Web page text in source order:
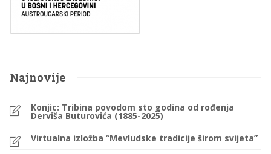
Najnovije
Konjic: Tribina povodom sto godina od rođenja
Derviša Buturovića (1885-2025)
Virtualna izložba “Mevludske tradicije širom svijeta”